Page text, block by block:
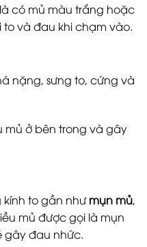
có mủ màu trắng hoặc
và đau khi chạm vào.
nặng, sưng to, cứng và
mủ ở bên trong và gây
to gần như mụn mủ,
mủ được gọi là mụn
gây đau nhức.